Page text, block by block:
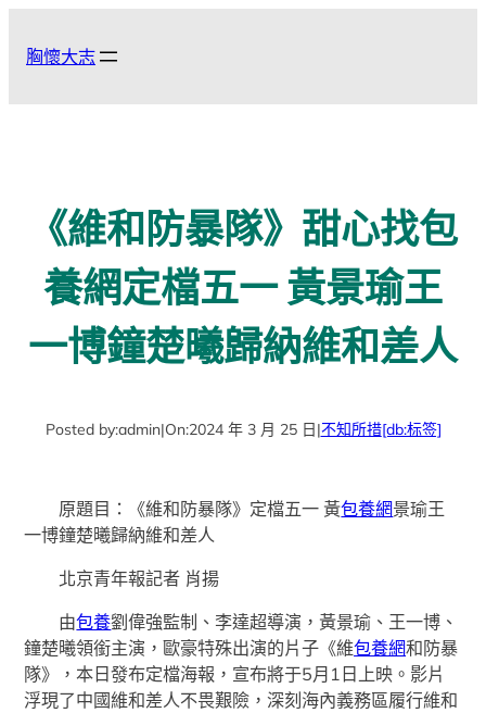
胸懷大志
《維和防暴隊》甜心找包
養網定檔五一 黃景瑜王
一博鐘楚曦歸納維和差人
Posted by:admin|On:2024 年 3 月 25 日|不知所措[db:标签]
原題目：《維和防暴隊》定檔五一 黃包養網景瑜王
一博鐘楚曦歸納維和差人
北京青年報記者 肖揚
由包養劉偉強監制、李達超導演，黃景瑜、王一博、
鐘楚曦領銜主演，歐豪特殊出演的片子《維包養網和防暴
隊》，本日發布定檔海報，宣布將于5月1日上映。影片
浮現了中國維和差人不畏艱險，深刻海內義務區履行維和